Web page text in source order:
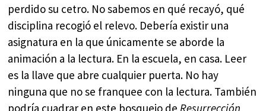
perdido su cetro. No sabemos en qué recayó, qué
disciplina recogió el relevo. Debería existir una
asignatura en la que únicamente se aborde la
animación a la lectura. En la escuela, en casa. Leer
es la llave que abre cualquier puerta. No hay
ninguna que no se franquee con la lectura. También
podría cuadrar en este bosquejo de Resurrección